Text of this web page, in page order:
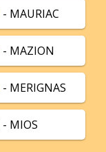
- MAURIAC
- MAZION
- MERIGNAS
- MIOS